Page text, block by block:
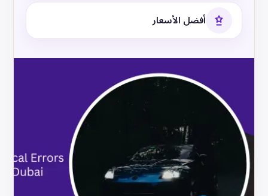
أفضل الأسعار